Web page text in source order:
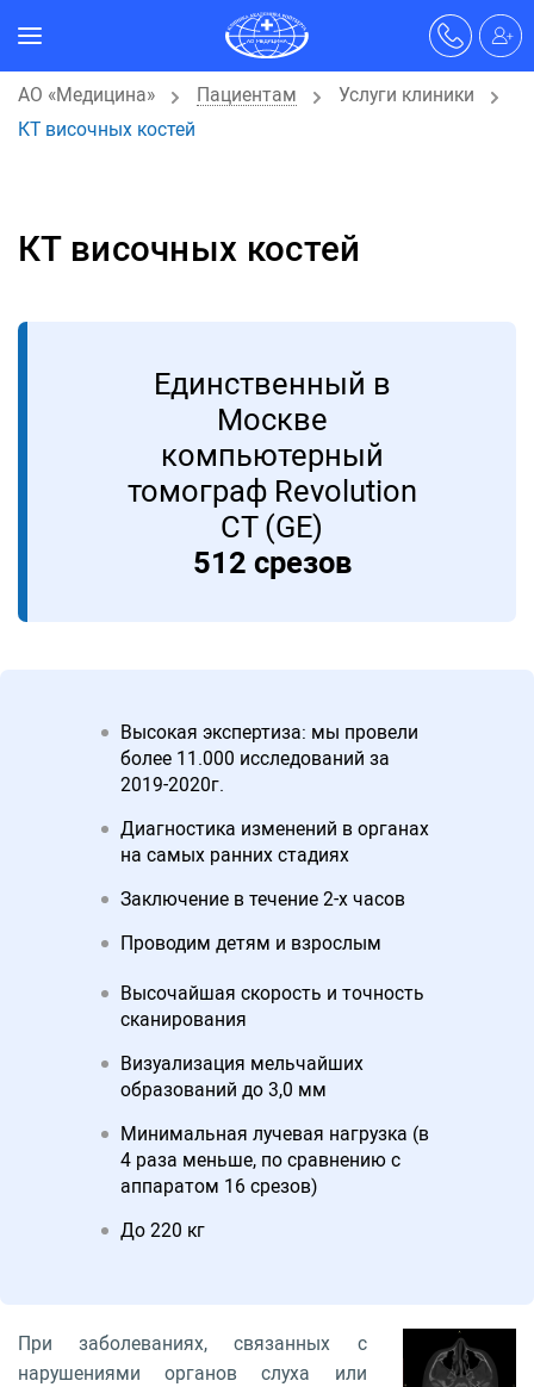
АО «Медицина» Пациентам
Услуги клиники
КТ височных костей
КТ височных костей
Единственный в
Москве
компьютерный
томограф Revolution
CT (GE)
512 срезов
Высокая экспертиза: мы провели
более 11.000 исследований за
2019-2020г.
Диагностика изменений в органах
на самых ранних стадиях
Заключение в течение 2-х часов
Проводим детям и взрослым
Высочайшая скорость и точность
сканирования
Визуализация мельчайших
образований до 3,0 мм
Минимальная лучевая нагрузка (в
4 раза меньше, по сравнению с
аппаратом 16 срезов)
До 220 кг
При заболеваниях, связанных с
нарушениями органов слуха или